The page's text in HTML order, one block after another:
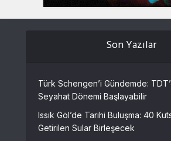
Son Yazılar
Türk Schengen’i Gündemde:
Seyahat Dönemi Başlayabilir
Issık Göl’de Tarihi Buluşma: 40
Getirilen Sular Birleşecek